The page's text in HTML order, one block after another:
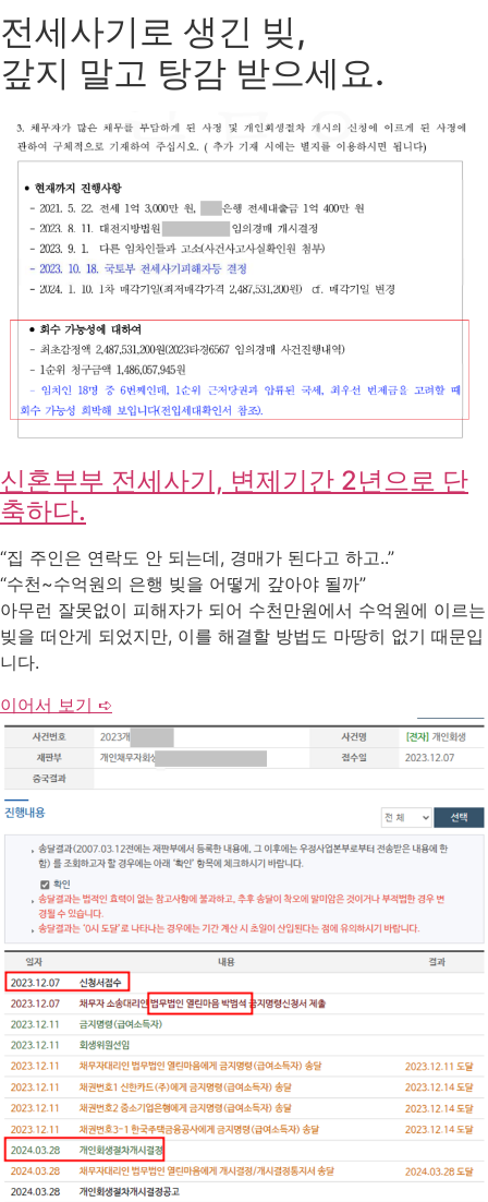
전세사기로 생긴 빚,
갚지 말고 탕감 받으세요.
신혼부부 전세사기, 변제기간 2년으로 단
축하다.
“집 주인은 연락도 안 되는데, 경매가 된다고 하고..”
“수천~수억원의 은행 빚을 어떻게 갚아야 될까”
아무런 잘못없이 피해자가 되어 수천만원에서 수억원에 이르는
빚을 떠안게 되었지만, 이를 해결할 방법도 마땅히 없기 때문입
니다.
이어서 보기 ➪